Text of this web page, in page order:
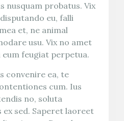
nusquam probatus. Vix
eu, falli
et, ne animal
usu. Vix no amet
eum feugiat perpetua.
convenire ea, te
cum. Ius
no, soluta
sed. Saperet laoreet